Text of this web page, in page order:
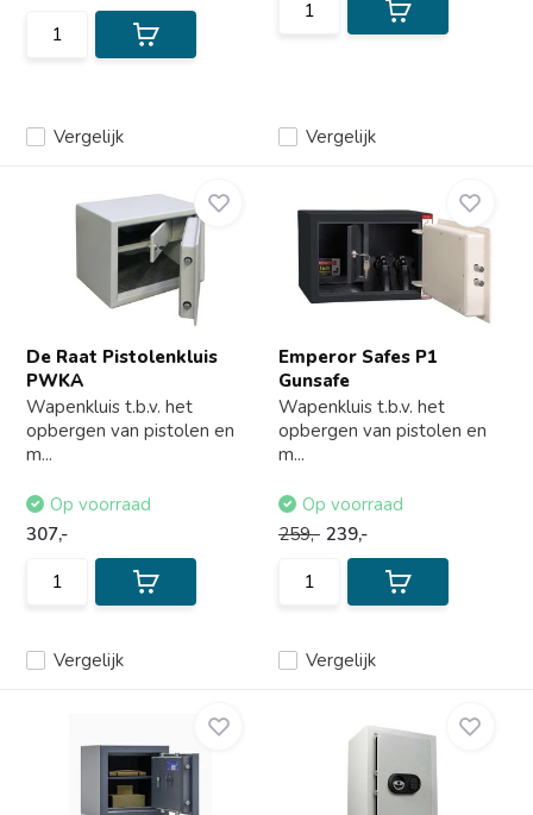
Vergelijk Vergelijk
De Raat Pistolenkluis
PWKA
Wapenkluis t.b.v. het
opbergen van pistolen en
m...
Vergelijk
Op voorraad
307,-
Emperor Safes P1
Gunsafe
Wapenkluis t.b.v. het
opbergen van pistolen en
m...
Vergelijk
Op voorraad
259,- 239,-